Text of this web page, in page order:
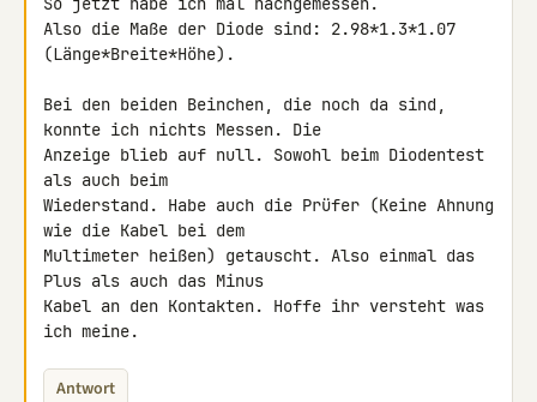
Also die Maße der Diode sind: 2.98*1.3*1.07
(Länge*Breite*Höhe).
Bei den beiden Beinchen, die noch da sind,
konnte ich nichts Messen. Die
Anzeige blieb auf null. Sowohl beim Diodentest
als auch beim
Wiederstand. Habe auch die Prüfer (Keine Ahnung
wie die Kabel bei dem
Multimeter heißen) getauscht. Also einmal das
Plus als auch das Minus
Kabel an den Kontakten. Hoffe ihr versteht was
ich meine.
Antwort